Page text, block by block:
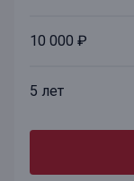
10 000 ₽
5 лет